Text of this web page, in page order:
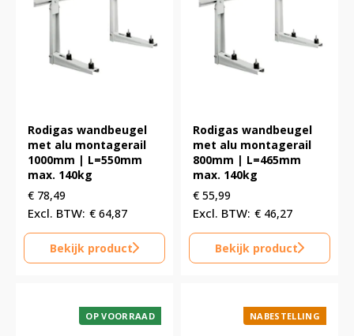
Rodigas wandbeugel
met alu montagerail
1000mm | L=550mm
max. 140kg
€ 78,49
€ 64,87
Bekijk product
Rodigas wandbeugel
met alu montagerail
800mm | L=465mm
max. 140kg
€ 55,99
€ 46,27
Bekijk product
OP VOORRAAD NABESTELLING